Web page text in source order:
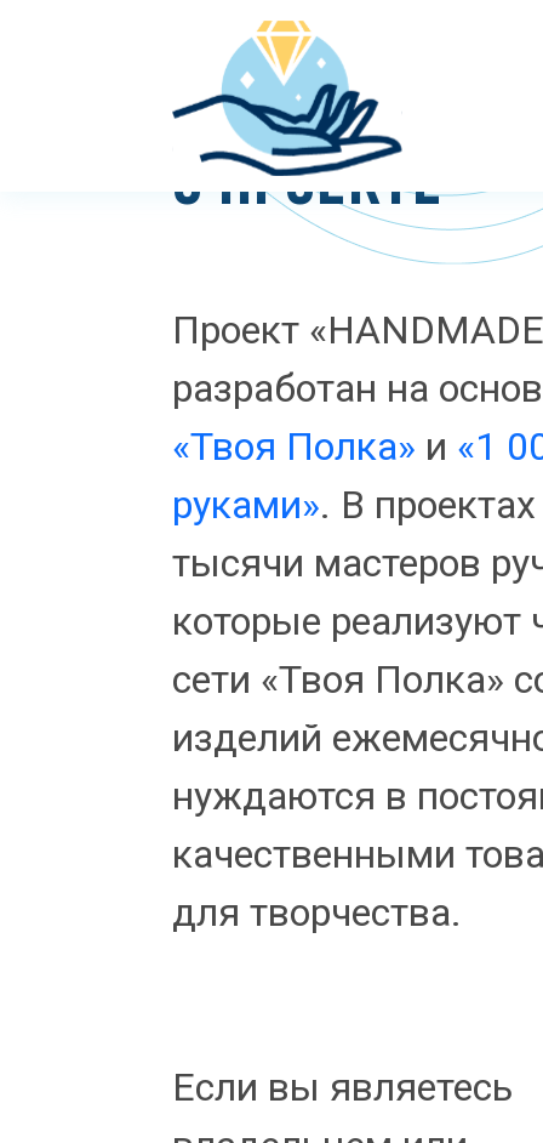
О ПРОЕКТЕ
Проект
разработан на
«Твоя Полка» и «1
руками». В
тысячи мастеров
которые реализуют
сети «Твоя Полка»
изделий
нуждаются в
качественными
для творчества.
Если вы являетесь